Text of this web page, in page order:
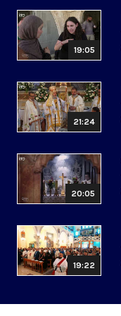
19:05
21:24
20:05
19:22